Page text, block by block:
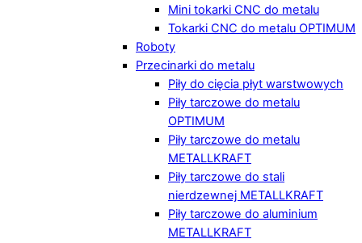
Mini tokarki CNC do metalu
Tokarki CNC do metalu OPTIMUM
Roboty
Przecinarki do metalu
Piły do cięcia płyt warstwowych
Piły tarczowe do metalu
OPTIMUM
Piły tarczowe do metalu
METALLKRAFT
Piły tarczowe do stali
nierdzewnej METALLKRAFT
Piły tarczowe do aluminium
METALLKRAFT